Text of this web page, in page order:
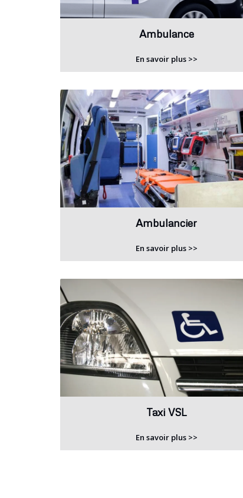
Ambulance
En savoir plus >>
Ambulancier
En savoir plus >>
Taxi VSL
En savoir plus >>